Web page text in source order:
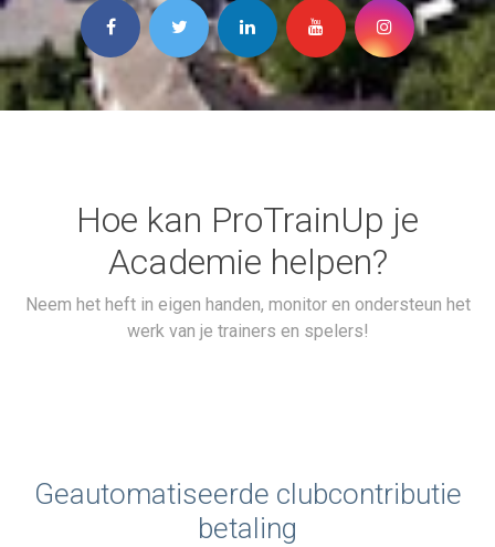
Hoe kan ProTrainUp je
Academie helpen?
Neem het heft in eigen handen, monitor en ondersteun het
werk van je trainers en spelers!
Geautomatiseerde clubcontributie
betaling